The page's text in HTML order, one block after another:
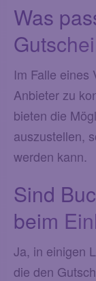
Was
Im Falle eines
Anbieter zu
bieten die
auszustellen,
werden kann.
Sind
beim
Ja, in einigen
die den